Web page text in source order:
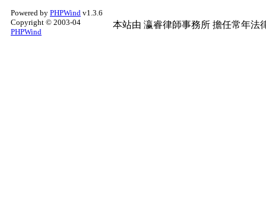
Powered by PHPWind v1.3.6
Copyright © 2003-04
PHPWind
本站由 瀛睿律師事務所 擔任常年法